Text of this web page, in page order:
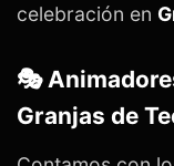
celebración en
🎭
Granjas de